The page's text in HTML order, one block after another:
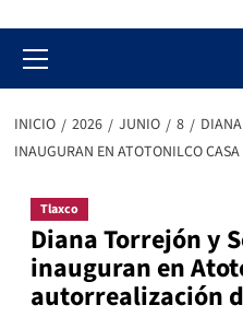
Menu
INICIO 2026 JUNIO 8
INAUGURAN EN ATOTONILCO
Tlaxco
Diana Torrejón y
inauguran en
autorrealización